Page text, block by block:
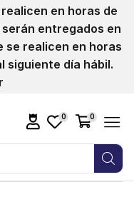
en horas de
serán entregados en
se realicen en horas
siguiente día hábil.
0 0